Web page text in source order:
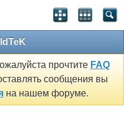
прочтите FAQ
сообщения вы
на нашем форуме.